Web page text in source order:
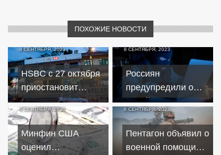
ПОХОЖИЕ НОВОСТИ
8 СЕНТЯБРЯ, 2023
HSBC с 27 октября
приостановит
переводы для
России и Беларуси
8 СЕНТЯБРЯ, 2023
Россиян
предупредили о
новой схеме
мошенников в
Телеграм
8 СЕНТЯБРЯ, 2023
Минфин США
оценил
8 СЕНТЯБРЯ, 2023
Пентагон объявил о
военной помощи